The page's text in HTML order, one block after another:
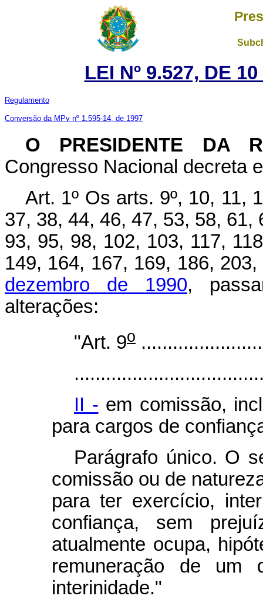
LEI Nº 9.527, DE
Regulamento
Conversão da MPv nº 1.595-14, de 1997
O PRESIDENTE DA
Congresso Nacional decreta
Art. 1º Os arts. 9º, 10, 11,
37, 38, 44, 46, 47, 53, 58,
93, 95, 98, 102, 103, 117,
149, 164, 167, 169, 186,
dezembro de 1990,
alterações:
"Art. 9o
II - em comissão,
para cargos de
Parágrafo único. O
comissão ou de
para ter exercício,
confiança, sem
atualmente ocupa,
remuneração de um
interinidade."